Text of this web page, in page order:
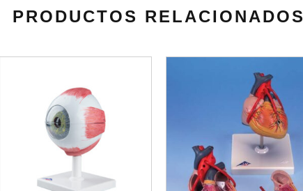
PRODUCTOS RELACIONADOS